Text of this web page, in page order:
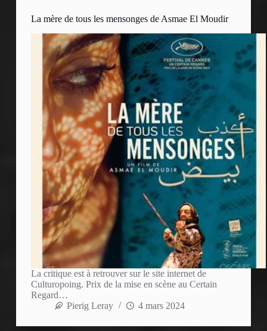
La mère de tous les mensonges de Asmae El Moudir
La critique est à retrouver sur le site internet de
Culturopoing. Prix de la mise en scène au Certain
Regard…
Pierig Leray
4 mars 2024